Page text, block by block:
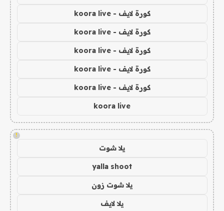
كورة لايف - koora live
كورة لايف - koora live
كورة لايف - koora live
كورة لايف - koora live
كورة لايف - koora live
koora live
!
يلا شوت
yalla shoot
يلا شوت زون
يلا لايف